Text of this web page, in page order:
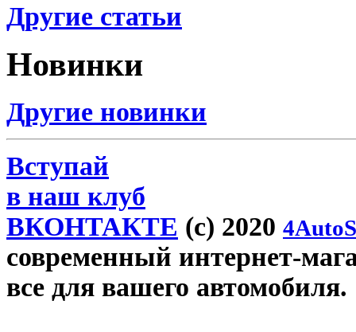
Другие статьи
Новинки
Другие новинки
Вступай
в наш клуб
ВКОНТАКТЕ (c) 2020
современный интернет-
все для вашего автомобиля.